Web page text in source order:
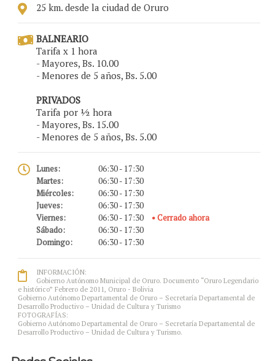
25 km. desde la ciudad de Oruro
BALNEARIO
Tarifa x 1 hora
- Mayores, Bs. 10.00
- Menores de 5 años, Bs. 5.00
PRIVADOS
Tarifa por ½ hora
- Mayores, Bs. 15.00
- Menores de 5 años, Bs. 5.00
Lunes:
06:30 - 17:30
Martes:
06:30 - 17:30
Miércoles:
06:30 - 17:30
Jueves:
06:30 - 17:30
Viernes:
06:30 - 17:30
• Cerrado ahora
Sábado:
06:30 - 17:30
Domingo:
06:30 - 17:30
INFORMACIÓN:
Gobierno Autónomo Municipal de Oruro. Documento “Oruro Legendario
e histórico” Febrero de 2011, Oruro - Bolivia
Gobierno Autónomo Departamental de Oruro – Secretaría Departamental de
Desarrollo Productivo – Unidad de Cultura y Turismo
FOTOGRAFÍAS:
Gobierno Autónomo Departamental de Oruro – Secretaría Departamental de
Desarrollo Productivo – Unidad de Cultura y Turismo.